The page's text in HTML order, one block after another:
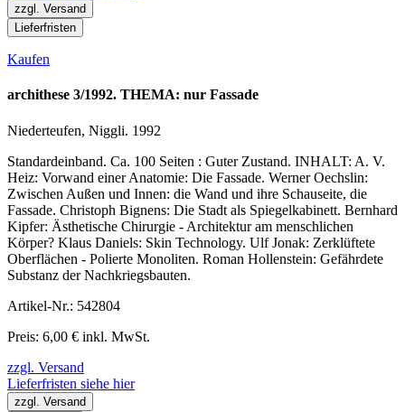
zzgl. Versand
Lieferfristen
Kaufen
archithese 3/1992. THEMA: nur Fassade
Niederteufen, Niggli. 1992
Standardeinband. Ca. 100 Seiten : Guter Zustand. INHALT: A. V.
Heiz: Vorwand einer Anatomie: Die Fassade. Werner Oechslin:
Zwischen Außen und Innen: die Wand und ihre Schauseite, die
Fassade. Christoph Bignens: Die Stadt als Spiegelkabinett. Bernhard
Kipfer: Ästhetische Chirurgie - Architektur am menschlichen
Körper? Klaus Daniels: Skin Technology. Ulf Jonak: Zerklüftete
Oberflächen - Polierte Monoliten. Roman Hollenstein: Gefährdete
Substanz der Nachkriegsbauten.
Artikel-Nr.: 542804
Preis: 6,00 € inkl. MwSt.
zzgl. Versand
Lieferfristen siehe hier
zzgl. Versand